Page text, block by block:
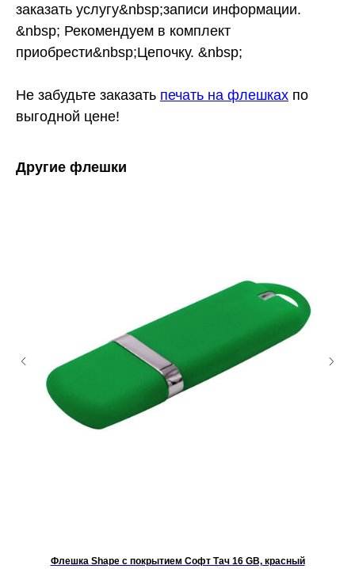
заказать услугу&nbsp;записи информации.
&nbsp; Рекомендуем в комплект
приобрести&nbsp;Цепочку. &nbsp;
Не забудьте заказать печать на флешках по
выгодной цене!
Другие флешки
Флешка Shape с покрытием Софт Тач 16 GB, красный